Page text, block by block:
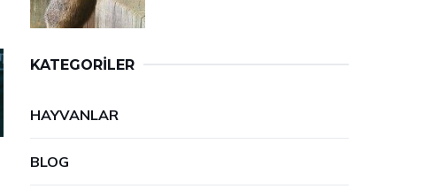
KATEGORILER
HAYVANLAR
BLOG